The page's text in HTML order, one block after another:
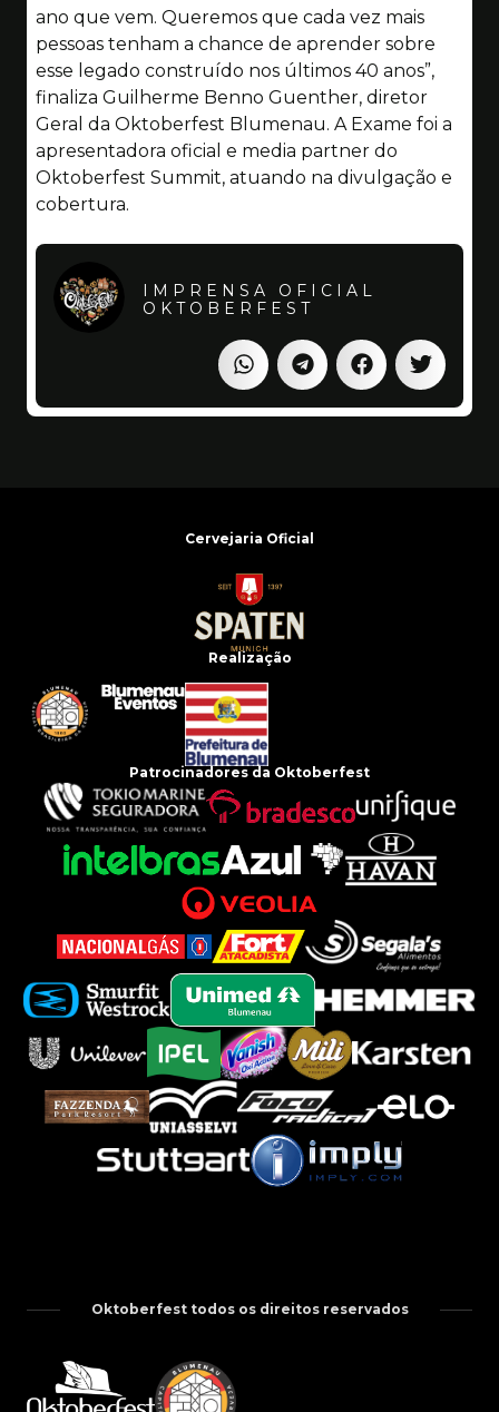
ano que vem. Queremos que cada vez mais
pessoas tenham a chance de aprender sobre
esse legado construído nos últimos 40 anos”,
finaliza Guilherme Benno Guenther, diretor
Geral da Oktoberfest Blumenau. A Exame foi a
apresentadora oficial e media partner do
Oktoberfest Summit, atuando na divulgação e
cobertura.
IMPRENSA OFICIAL
OKTOBERFEST
Cervejaria Oficial
Realização
Patrocinadores da Oktoberfest
Oktoberfest todos os direitos reservados